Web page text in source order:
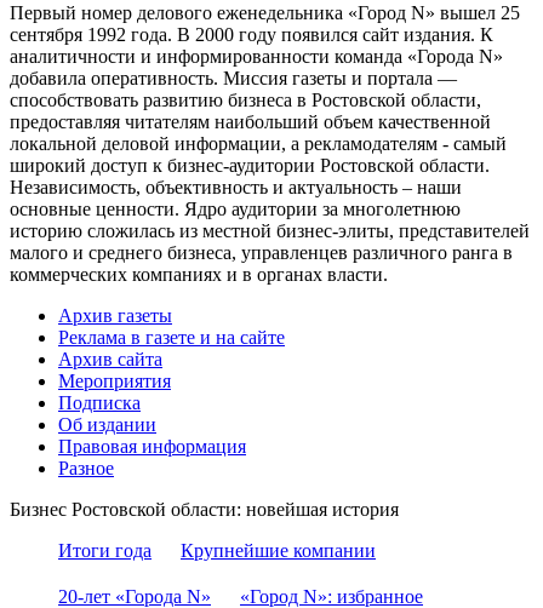
Первый номер делового еженедельника «Город N» вышел 25
сентября 1992 года. В 2000 году появился сайт издания. К
аналитичности и информированности команда «Города N»
добавила оперативность. Миссия газеты и портала —
способствовать развитию бизнеса в Ростовской области,
предоставляя читателям наибольший объем качественной
локальной деловой информации, а рекламодателям - самый
широкий доступ к бизнес-аудитории Ростовской области.
Независимость, объективность и актуальность – наши
основные ценности. Ядро аудитории за многолетнюю
историю сложилась из местной бизнес-элиты, представителей
малого и среднего бизнеса, управленцев различного ранга в
коммерческих компаниях и в органах власти.
Архив газеты
Реклама в газете и на сайте
Архив сайта
Мероприятия
Подписка
Об издании
Правовая информация
Разное
Бизнес Ростовской области: новейшая история
Итоги года
Крупнейшие компании
20-лет «Города N» «Город N»: избранное